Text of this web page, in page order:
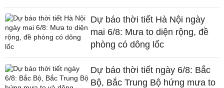
Dự báo thời tiết Hà Nội ngày
mai 6/8: Mưa to diện rộng, đề
phòng có dông lốc
Dự báo thời tiết ngày 6/8: Bắc
Bộ, Bắc Trung Bộ hứng mưa to